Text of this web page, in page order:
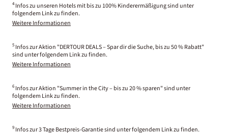
4 Infos zu unseren Hotels mit bis zu 100% Kinderermäßigung sind unter
folgendem Link zu finden.
Weitere Informationen
5 Infos zur Aktion "DERTOUR DEALS – Spar dir die Suche, bis zu 50 % Rabatt"
sind unter folgendem Link zu finden.
Weitere Informationen
6 Infos zur Aktion "Summer in the City – bis zu 20 % sparen" sind unter
folgendem Link zu finden.
Weitere Informationen
9 Infos zur 3 Tage Bestpreis-Garantie sind unter folgendem Link zu finden.